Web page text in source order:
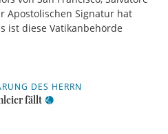
Apostolischen Signatur hat
ist diese Vatikanbehörde
DES HERRN
fällt